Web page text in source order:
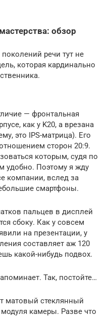
обзор
речи тут не
которая кардинально
— фронтальная
как у K20, а врезана
это IPS-матрица). Его
сторон 20:9.
которым, судя по
удобно. Поэтому я жду
компании, вслед за
смартфоны.
пальцев в дисплей
сбоку. Как у совсем
на презентации, у
составляет аж 120
какой-нибудь подвох.
Так, постойте…
матовый стеклянный
камеры. Разве что